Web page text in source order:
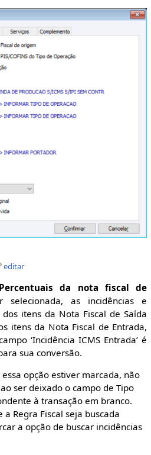
editar
da nota fiscal de
as incidências e
itens da Nota Fiscal de Saída
itens da Nota Fiscal de Entrada,
‘Incidência ICMS Entrada’ é
sua conversão.
essa opção estiver marcada, não
ser deixado o campo de Tipo
à transação em branco.
a Regra Fiscal seja buscada
a opção de buscar incidências